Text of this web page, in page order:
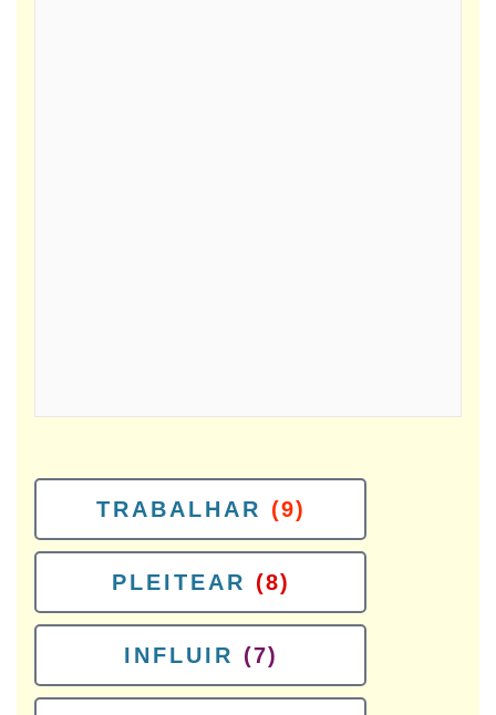
TRABALHAR (9)
PLEITEAR (8)
INFLUIR (7)